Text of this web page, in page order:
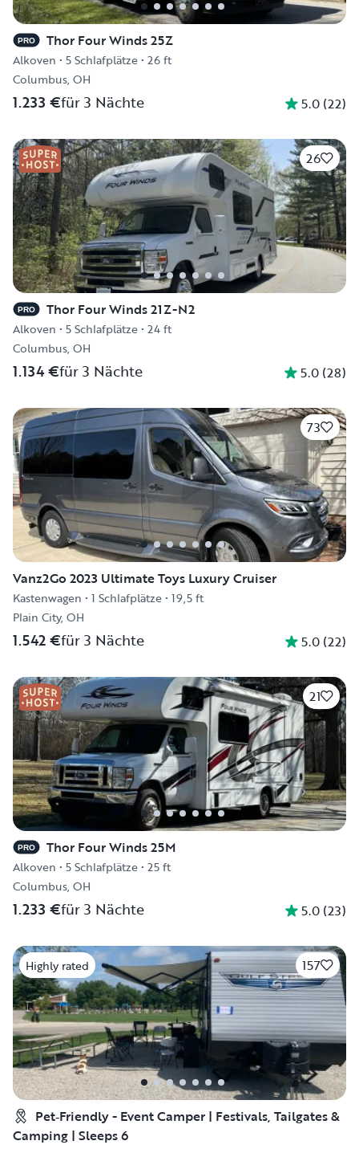
PRO Thor Four Winds 25Z
Alkoven • 5 Schlafplätze• 26 ft
Columbus, OH
1.233 €für 3 Nächte 5.0 (22)
26
PRO Thor Four Winds 21Z-N2
Alkoven • 5 Schlafplätze• 24 ft
Columbus, OH
1.134 €für 3 Nächte 5.0 (28)
73
Vanz2Go 2023 Ultimate Toys Luxury Cruiser
Kastenwagen • 1 Schlafplätze• 19,5 ft
Plain City, OH
1.542 €für 3 Nächte 5.0 (22)
21
PRO Thor Four Winds 25M
Alkoven • 5 Schlafplätze• 25 ft
Columbus, OH
1.233 €für 3 Nächte 5.0 (23)
Highly rated 157
Pet‑Friendly - Event Camper | Festivals, Tailgates &
Camping | Sleeps 6